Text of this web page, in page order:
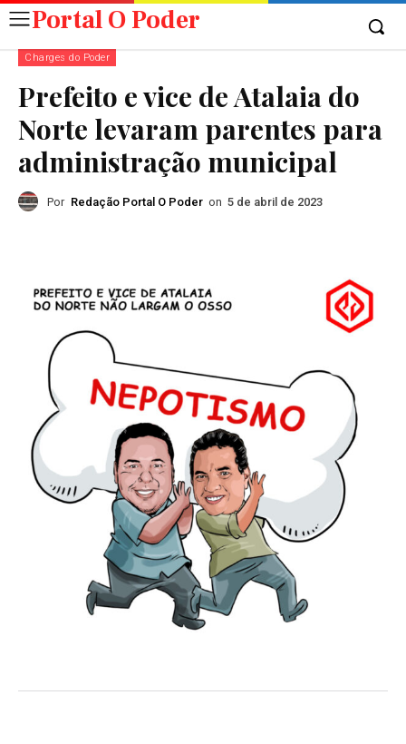
Portal O Poder
Charges do Poder
Prefeito e vice de Atalaia do
Norte levaram parentes para
administração municipal
Por Redação Portal O Poder on 5 de abril de 2023